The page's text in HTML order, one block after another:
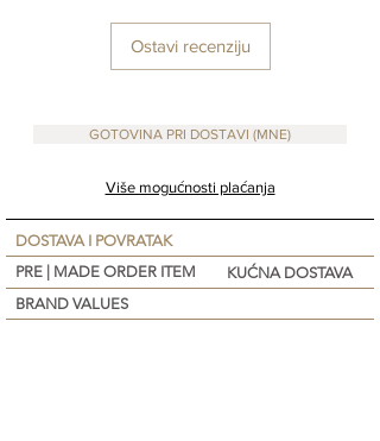
Ostavi recenziju
GOTOVINA PRI DOSTAVI (MNE)
Više mogućnosti plaćanja
DOSTAVA I POVRATAK
PRE | MADE ORDER ITEM
KUĆNA DOSTAVA
BRAND VALUES